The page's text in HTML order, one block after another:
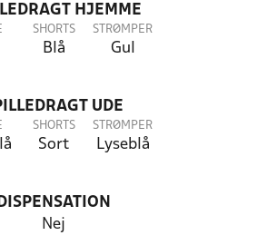
HJEMME
SHORTS
Blå
STRØMPER
Gul
UDE
SHORTS
Sort
STRØMPER
Lyseblå
DISPENSATION
Nej